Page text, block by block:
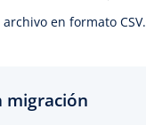
en formato CSV.
migración